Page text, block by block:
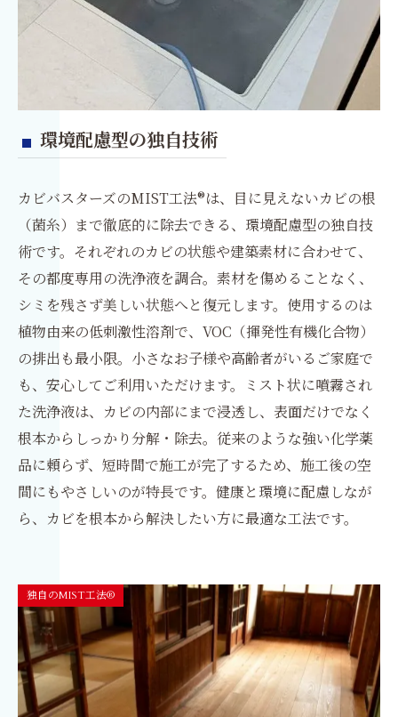
環境配慮型の独自技術
カビバスターズのMIST工法®は、目に見えないカビの根
（菌糸）まで徹底的に除去できる、環境配慮型の独自技
術です。それぞれのカビの状態や建築素材に合わせて、
その都度専用の洗浄液を調合。素材を傷めることなく、
シミを残さず美しい状態へと復元します。使用するのは
植物由来の低刺激性溶剤で、VOC（揮発性有機化合物）
の排出も最小限。小さなお子様や高齢者がいるご家庭で
も、安心してご利用いただけます。ミスト状に噴霧され
た洗浄液は、カビの内部にまで浸透し、表面だけでなく
根本からしっかり分解・除去。従来のような強い化学薬
品に頼らず、短時間で施工が完了するため、施工後の空
間にもやさしいのが特長です。健康と環境に配慮しなが
ら、カビを根本から解決したい方に最適な工法です。
独自のMIST工法®